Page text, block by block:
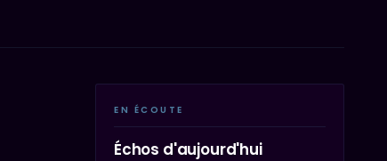
EN ÉCOUTE
Échos d'aujourd'hui